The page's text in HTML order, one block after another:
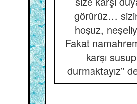
görürüz…
hoşuz,
Fakat
karşı susup
durmaktayız”